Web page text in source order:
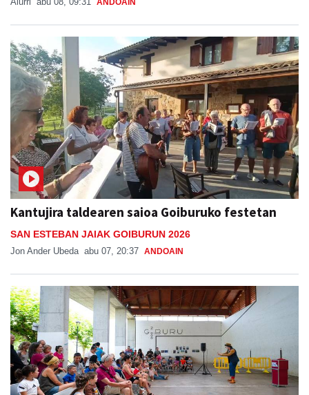
ANDOAIN
Kantujira taldearen saioa Goiburuko festetan
SAN ESTEBAN JAIAK GOIBURUN 2026
Jon Ander Ubeda abu 07, 20:37 ANDOAIN